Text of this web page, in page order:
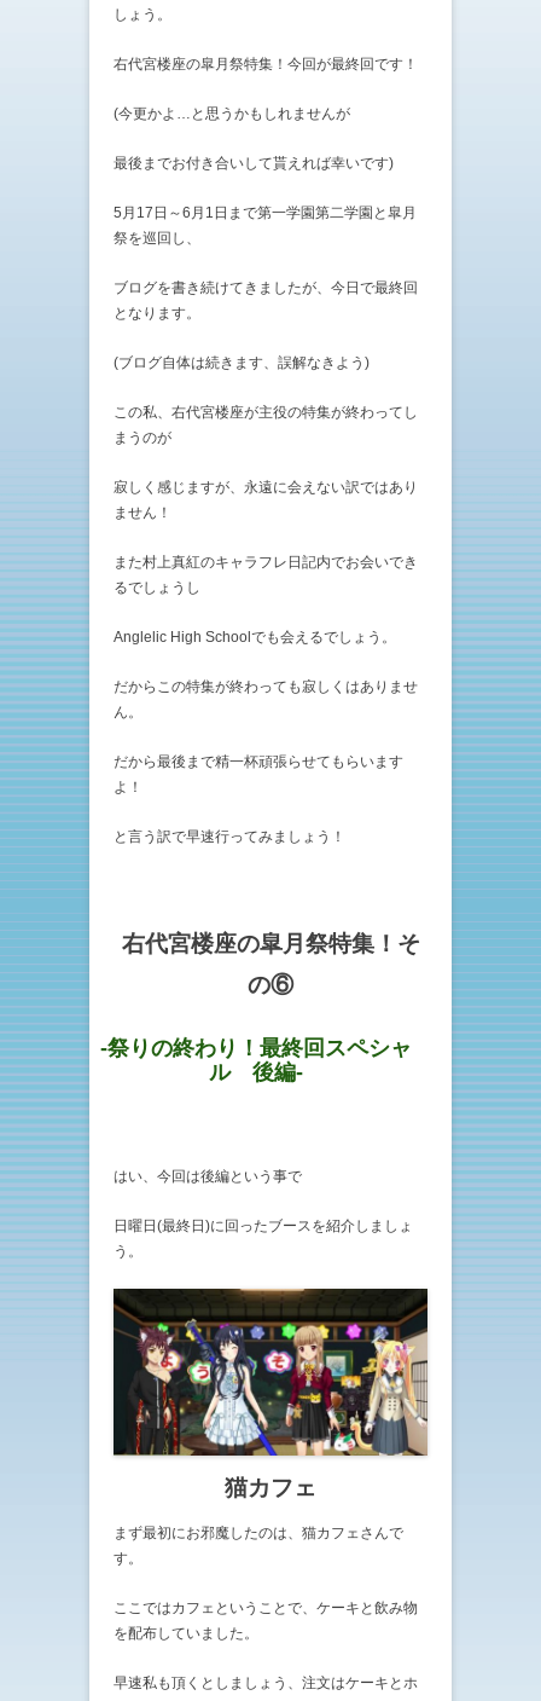
しょう。
右代宮楼座の皐月祭特集！今回が最終回です！
(今更かよ…と思うかもしれませんが
最後までお付き合いして貰えれば幸いです)
5月17日～6月1日まで第一学園第二学園と皐月
祭を巡回し、
ブログを書き続けてきましたが、今日で最終回
となります。
(ブログ自体は続きます、誤解なきよう)
この私、右代宮楼座が主役の特集が終わってし
まうのが
寂しく感じますが、永遠に会えない訳ではあり
ません！
また村上真紅のキャラフレ日記内でお会いでき
るでしょうし
Anglelic High Schoolでも会えるでしょう。
だからこの特集が終わっても寂しくはありませ
ん。
だから最後まで精一杯頑張らせてもらいます
よ！
と言う訳で早速行ってみましょう！
右代宮楼座の皐月祭特集！そ
の⑥
-祭りの終わり！最終回スペシャ
ル 後編-
はい、今回は後編という事で
日曜日(最終日)に回ったブースを紹介しましょ
う。
猫カフェ
まず最初にお邪魔したのは、猫カフェさんで
す。
ここではカフェということで、ケーキと飲み物
を配布していました。
早速私も頂くとしましょう、注文はケーキとホ